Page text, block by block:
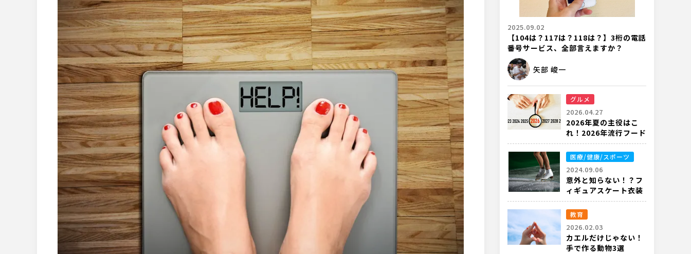
2025.09.02
【104は？117は？118は？】3桁の電話
番号サービス、全部言えますか？
矢部 峻一
グルメ
2026.04.27
2026年夏の主役はこ
れ！2026年流行フード
完全ガイド
医療/健康/スポーツ
2024.09.06
意外と知らない！？フ
ィギュアスケート衣装
のルールや重要性と
は？
教育
2026.02.03
カエルだけじゃない！
手で作る動物3選